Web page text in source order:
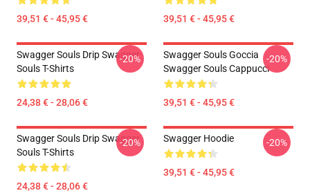
39,51 € - 45,95 € 39,51 € - 45,95 €
Swagger Souls Drip Swagger
Souls T-Shirts
24,38 € - 28,06 €
-20%
Swagger Souls Goccia
Swagger Souls Cappucci
39,51 € - 45,95 €
-20%
Swagger Souls Drip Swagger
Souls T-Shirts
24,38 € - 28,06 €
-20% Swagger Hoodie
39,51 € - 45,95 €
-20%